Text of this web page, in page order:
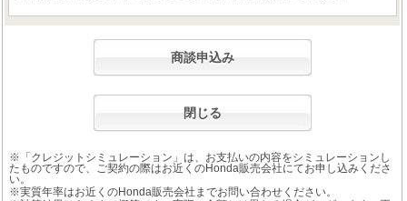
商談申込み
閉じる
※「クレジットシミュレーション」は、お支払いの内容をシミュレーションし
たものですので、ご契約の際はお近くのHonda販売会社にてお申し込みくださ
い。
※実質年率はお近くのHonda販売会社までお問い合わせください。